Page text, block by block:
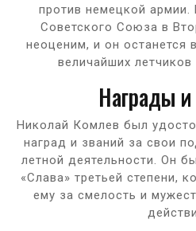
против немецкой армии.
Советского Союза в
неоценим, и он останется
величайших летчиков
Награды и
Николай Комлев был
наград и званий за свои
летной деятельности. Он
«Слава» третьей степени,
ему за смелость и